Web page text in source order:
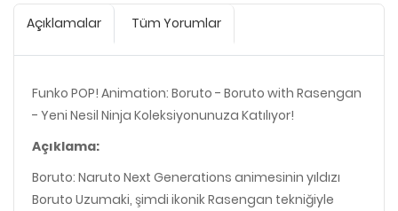
Açıklamalar Tüm Yorumlar
Funko POP! Animation: Boruto - Boruto with Rasengan
- Yeni Nesil Ninja Koleksiyonunuza Katılıyor!
Açıklama:
Boruto: Naruto Next Generations animesinin yıldızı
Boruto Uzumaki, şimdi ikonik Rasengan tekniğiyle